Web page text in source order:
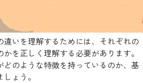
違いを理解するためには、それぞれの
を正しく理解する必要があります。
どのような特徴を持っているのか、基
ょう。